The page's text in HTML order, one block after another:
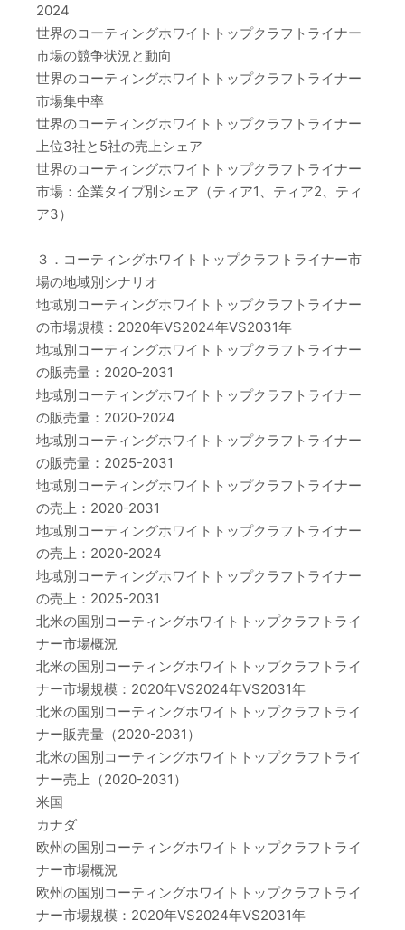
2024
世界のコーティングホワイトトップクラフトライナー
市場の競争状況と動向
世界のコーティングホワイトトップクラフトライナー
市場集中率
世界のコーティングホワイトトップクラフトライナー
上位3社と5社の売上シェア
世界のコーティングホワイトトップクラフトライナー
市場：企業タイプ別シェア（ティア1、ティア2、ティ
ア3）
３．コーティングホワイトトップクラフトライナー市
場の地域別シナリオ
地域別コーティングホワイトトップクラフトライナー
の市場規模：2020年VS2024年VS2031年
地域別コーティングホワイトトップクラフトライナー
の販売量：2020-2031
地域別コーティングホワイトトップクラフトライナー
の販売量：2020-2024
地域別コーティングホワイトトップクラフトライナー
の販売量：2025-2031
地域別コーティングホワイトトップクラフトライナー
の売上：2020-2031
地域別コーティングホワイトトップクラフトライナー
の売上：2020-2024
地域別コーティングホワイトトップクラフトライナー
の売上：2025-2031
北米の国別コーティングホワイトトップクラフトライ
ナー市場概況
北米の国別コーティングホワイトトップクラフトライ
ナー市場規模：2020年VS2024年VS2031年
北米の国別コーティングホワイトトップクラフトライ
ナー販売量（2020-2031）
北米の国別コーティングホワイトトップクラフトライ
ナー売上（2020-2031）
米国
カナダ
欧州の国別コーティングホワイトトップクラフトライ
ナー市場概況
欧州の国別コーティングホワイトトップクラフトライ
ナー市場規模：2020年VS2024年VS2031年